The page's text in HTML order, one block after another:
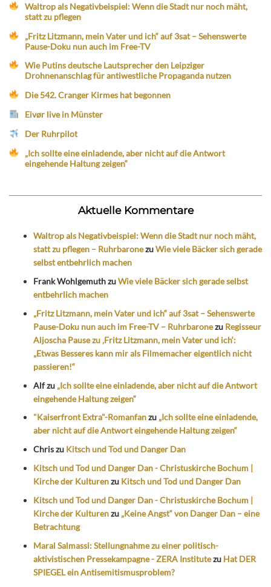
Waltrop als Negativbeispiel: Wenn die Stadt nur noch mäht,
statt zu pflegen
„Fritz Litzmann, mein Vater und ich“ auf 3sat – Sehenswerte
Pause-Doku nun auch im Free-TV
Wie Putins deutsche Lautsprecher den Leipziger
Drohnenanschlag für antiwestliche Propaganda nutzen
Die 542. Cranger Kirmes hat begonnen
Eivør live in Münster
Der Ruhrpilot
„Ich sollte eine einladende, aber nicht auf die Antwort
eingehende Haltung zeigen“
Aktuelle Kommentare
Waltrop als Negativbeispiel: Wenn die Stadt nur noch mäht,
statt zu pflegen – RuhrbaronezuWie viele Bäcker sich gerade
selbst entbehrlich machen
Frank WohlgemuthzuWie viele Bäcker sich gerade selbst
entbehrlich machen
„Fritz Litzmann, mein Vater und ich“ auf 3sat – Sehenswerte
Pause-Doku nun auch im Free-TV – Ruhrbaronezu Regisseur
Aljoscha Pause zu ‚Fritz Litzmann, mein Vater und ich‘:
„Etwas Besseres kann mir als Filmemacher eigentlich nicht
passieren!“
Alfzu „Ich sollte eine einladende, aber nicht auf die Antwort
eingehende Haltung zeigen“
"Kaiserfront Extra"-Romanfanzu „Ich sollte eine einladende,
aber nicht auf die Antwort eingehende Haltung zeigen“
Chriszu Kitsch und Tod und Danger Dan
Kitsch und Tod und Danger Dan - Christuskirche Bochum |
Kirche der Kulturenzu Kitsch und Tod und Danger Dan
Kitsch und Tod und Danger Dan - Christuskirche Bochum |
Kirche der Kulturenzu „Keine Angst“ von Danger Dan – eine
Betrachtung
Maral Salmassi: Stellungnahme zu einer politisch-
aktivistischen Pressekampagne - ZERA Institutezu Hat DER
SPIEGEL ein Antisemitismusproblem?